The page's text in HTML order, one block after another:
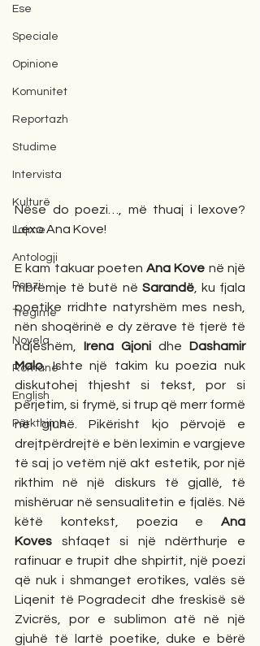
Ese
Speciale
Opinione
Komunitet
Reportazh
Studime
Intervista
Kulturë
Lajme
Antologji
Poezi
Tregime
Novela
Romane
English
Përkthime
Nëse do poezi…, më thuaj i lexove?
Lexo Ana Kove!
E kam takuar poeten Ana Kove në një
mbrëmje të butë në Sarandë, ku fjala
poetike rridhte natyrshëm mes nesh,
nën shoqërinë e dy zërave të tjerë të
ndjeshëm, Irena Gjoni dhe Dashamir
Malo. Ishte një takim ku poezia nuk
diskutohej thjesht si tekst, por si
përjetim, si frymë, si trup që merr formë
në gjuhë. Pikërisht kjo përvojë e
drejtpërdrejtë e bën leximin e vargjeve
të saj jo vetëm një akt estetik, por një
rikthim në një diskurs të gjallë, të
mishëruar në sensualitetin e fjalës. Në
këtë kontekst, poezia e Ana
Koves shfaqet si një ndërthurje e
rafinuar e trupit dhe shpirtit, një poezi
që nuk i shmanget erotikes, valës së
Liqenit të Pogradecit dhe freskisë së
Zvicrës, por e sublimon atë në një
gjuhë të lartë poetike, duke e bërë